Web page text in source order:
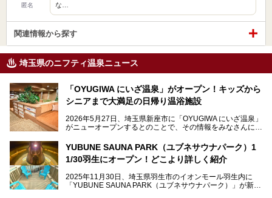
匿名
な…
関連情報から探す
埼玉県のニフティ温泉ニュース
「OYUGIWA にいざ温泉」がオープン！キッズから
シニアまで大満足の日帰り温浴施設
2026年5月27日、埼玉県新座市に「OYUGIWA にいざ温泉」
がニューオープンするとのことで、その情報をみなさんにい
メインとなる黒湯の天然温泉や本格的なサウナをはじめ、4
種類のリラックスルームやお食事処、他施設とは一線を画す
てきました！
YUBUNE SAUNA PARK（ユブネサウナパーク）1
1/30羽生にオープン！どこより詳しく紹介
2025年11月30日、埼玉県羽生市のイオンモール羽生内に
「YUBUNE SAUNA PARK（ユブネサウナパーク）」が新規